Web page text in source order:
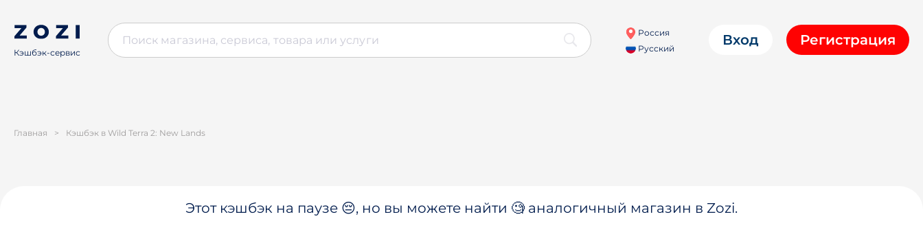
Кэшбэк-сервис
Россия
Русский
Вход Регистрация
Главная > Кэшбэк в Wild Terra 2: New Lands
Этот кэшбэк на паузе 😔, но вы можете найти 🧐 аналогичный магазин в Zozi.